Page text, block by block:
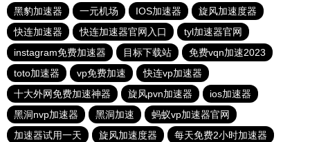
黑豹加速器
一元机场 IOS加速器
旋风加速度器
快连加速器
快连加速器官网入口
tyl加速器官网
instagram免费加速器
目标下载站
免费vqn加速2023
toto加速器
vp免费加速
快连vp加速器
十大外网免费加速神器
旋风pvn加速器
ios加速器
黑洞nvp加速器
黑洞加速
蚂蚁vp加速器官网
加速器试用一天
旋风加速度器
每天免费2小时加速器